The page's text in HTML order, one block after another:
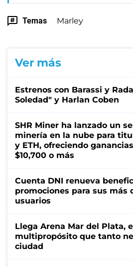
Temas Marley
Ver más
Estrenos con Barassi y
Soledad" y Harlan Coben
SHR Miner ha lanzado un
minería en la nube para
y ETH, ofreciendo
$10,700 o más
Cuenta DNI renueva
promociones para sus más
usuarios
Llega Arena Mar del Plata,
multipropósito que tanto
ciudad